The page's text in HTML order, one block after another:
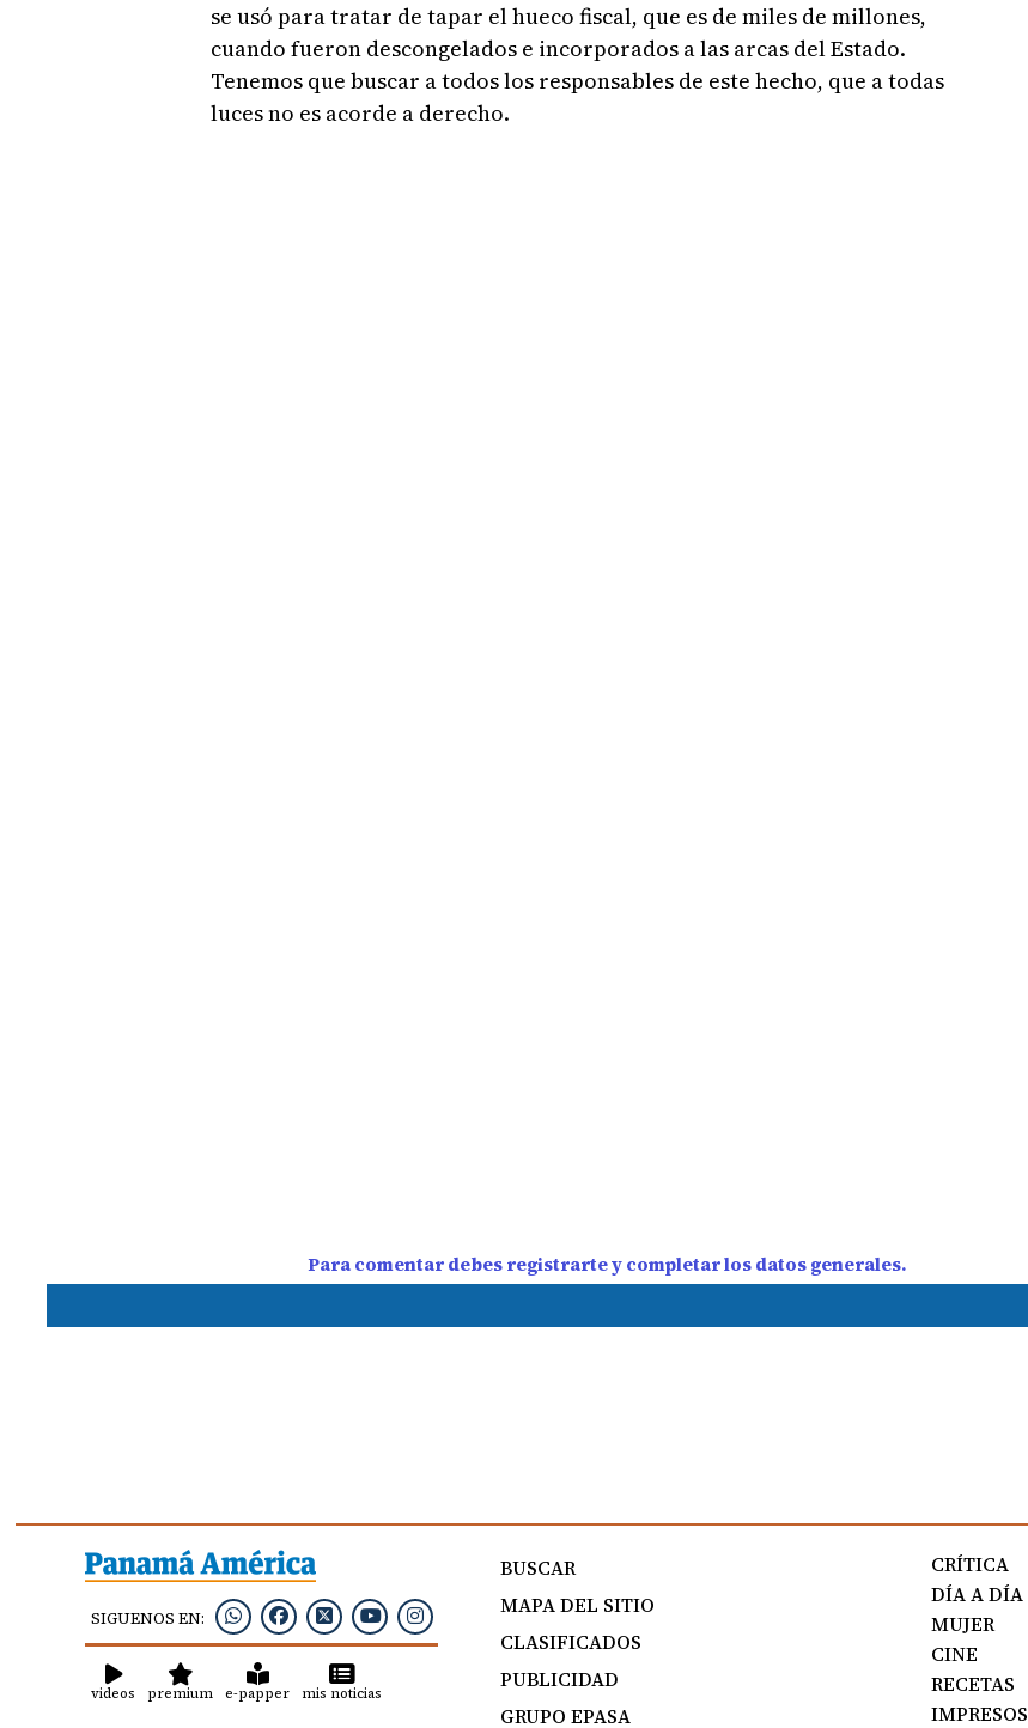
se usó para tratar de tapar el hueco fiscal, que es de miles de millones,
cuando fueron descongelados e incorporados a las arcas del Estado.
Tenemos que buscar a todos los responsables de este hecho, que a todas
luces no es acorde a derecho.
Para comentar debes registrarte y completar los datos generales.
SIGUENOS EN:
videos premium e-papper mis noticias
BUSCAR
MAPA DEL SITIO
CLASIFICADOS
PUBLICIDAD
GRUPO EPASA
CRÍTICA
DÍA A DÍA
MUJER
CINE
RECETAS
IMPRESOS